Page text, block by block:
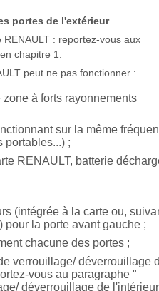
portes de l'extérieur
: reportez-vous aux
chapitre 1.
peut ne pas fonctionner :
à forts rayonnements
sur la même
portables...) ;
RENAULT, batterie
(intégrée à la carte ou,
la porte avant gauche ;
chacune des portes ;
verrouillage/ déverrouillage
vous au paragraphe "
déverrouillage de